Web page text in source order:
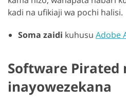
kadi na ufikiaji wa pochi halisi.
Soma zaidi kuhusu Adobe
Software Pirated
inayowezekana